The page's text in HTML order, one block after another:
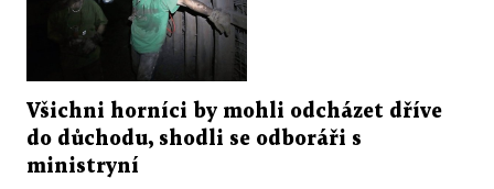
Všichni horníci by mohli odcházet dříve
do důchodu, shodli se odboráři s
ministryní